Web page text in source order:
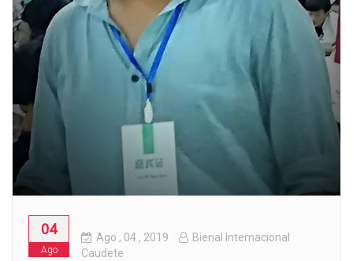
04
Ago
Ago , 04 , 2019
Bienal Internacional
Caudete